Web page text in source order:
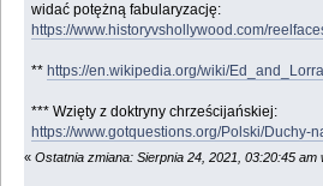
widać potężną fabularyzację:
https://www.historyvshollywood.com/
** https://en.wikipedia.org/wiki/
*** Wzięty z doktryny chrześcijańskiej:
https://www.gotquestions.org/Polski/Duchy-
« Ostatnia zmiana: Sierpnia 24, 2021, 03:20:45 am